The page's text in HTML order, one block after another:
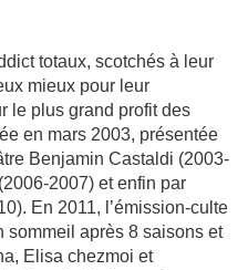
totaux, scotchés à leur
mieux pour leur
le plus grand profit des
en mars 2003, présentée
Benjamin Castaldi (2003-
2007) et enfin par
En 2011, l’émission-culte
sommeil après 8 saisons et
Elisa chezmoi et